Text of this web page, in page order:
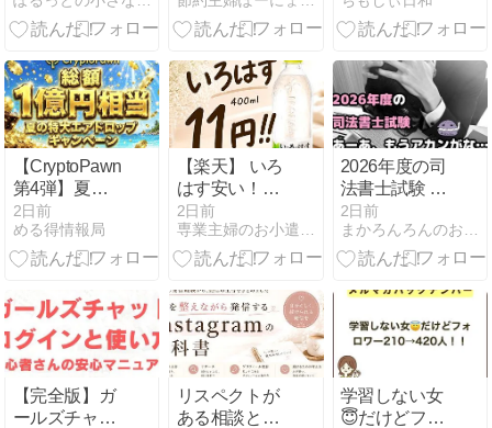
パパが投資ク
べてみた
を紹介しま
【CryptoPawn
第4弾】夏の
特大エアドロ
キャンペーン
｜ミッショ
意点まとめ
2日前
める得情報局
【楽天】 いろ
はす安い！！
誰でも
400ml11円！
560ml20円！
2日前
専業主婦のお小遣い稼ぎはじめました。
2026年度の司
法書士試験 あ
ーあ、もうア
カンがな…
2日前
まかろんろんのお気楽節約生活
【完全版】ガ
ールズチャッ
リスペクトが
ある相談と、
学習しない女
😇だけどフォ